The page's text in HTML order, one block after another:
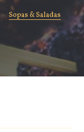
Sopas & Saladas